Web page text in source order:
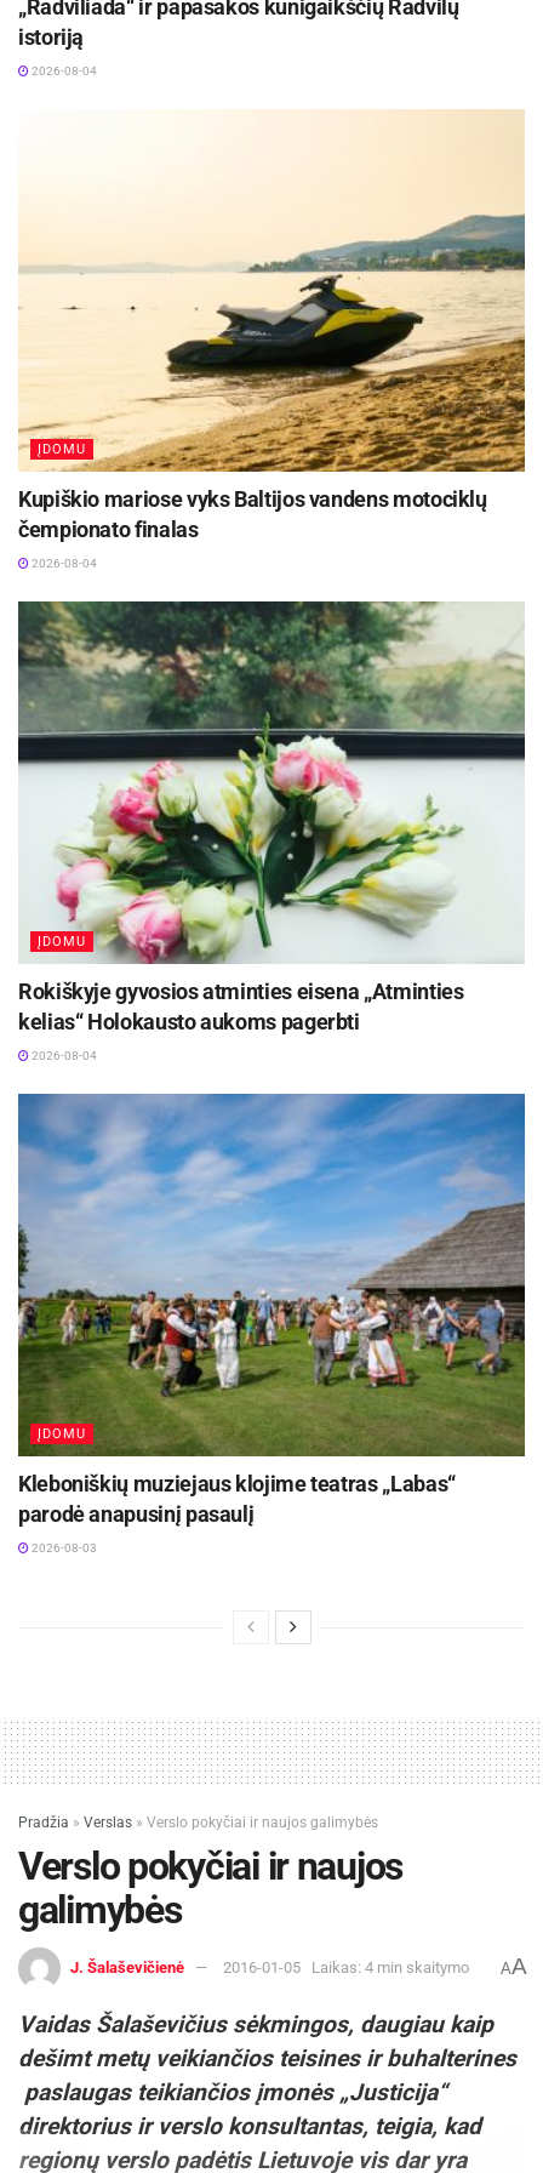
„Radviliada“ ir papasakos kunigaikščių Radvilų
istoriją
2026-08-04
ĮDOMU
Kupiškio mariose vyks Baltijos vandens motociklų
čempionato finalas
2026-08-04
ĮDOMU
Rokiškyje gyvosios atminties eisena „Atminties
kelias“ Holokausto aukoms pagerbti
2026-08-04
ĮDOMU
Kleboniškių muziejaus klojime teatras „Labas“
parodė anapusinį pasaulį
2026-08-03
Pradžia » Verslas » Verslo pokyčiai ir naujos galimybės
Verslo pokyčiai ir naujos
galimybės
J. Šalaševičienė 2016-01-05 Laikas: 4 min skaitymo AA
Vaidas Šalaševičius sėkmingos, daugiau kaip
dešimt metų veikiančios teisines ir buhalterines
paslaugas teikiančios įmonės „Justicija“
direktorius ir verslo konsultantas, teigia, kad
regionų verslo padėtis Lietuvoje vis dar yra